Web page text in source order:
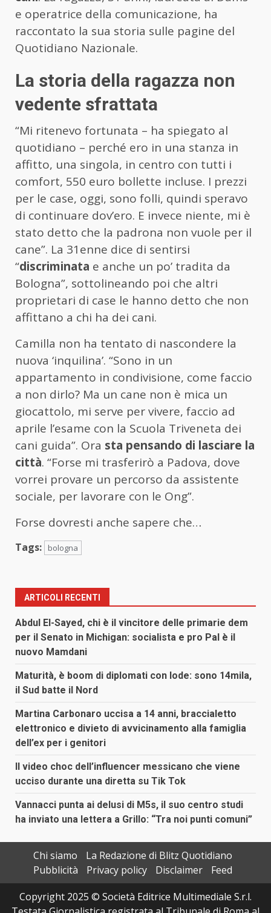
e operatrice della comunicazione, ha
raccontato la sua storia sulle pagine del
Quotidiano Nazionale.
La storia della ragazza non
vedente sfrattata
“Mi ritenevo fortunata – ha spiegato al
quotidiano – perché ero in una stanza in
affitto, una singola, in centro con tutti i
comfort, 550 euro bollette incluse. I prezzi
per le case, oggi, sono folli, quindi speravo
di continuare dov’ero. E invece niente, mi è
stato detto che la padrona non vuole per il
cane”. La 31enne dice di sentirsi
“discriminata e anche un po’ tradita da
Bologna”, sottolineando poi che altri
proprietari di case le hanno detto che non
affittano a chi ha dei cani.
Camilla non ha tentato di nascondere la
nuova ‘inquilina’. “Sono in un
appartamento in condivisione, come faccio
a non dirlo? Ma un cane non è mica un
giocattolo, mi serve per vivere, faccio ad
aprile l’esame con la Scuola Triveneta dei
cani guida”. Ora sta pensando di lasciare la
città. “Forse mi trasferirò a Padova, dove
vorrei provare un percorso da assistente
sociale, per lavorare con le Ong”.
Forse dovresti anche sapere che…
Tags: bologna
ARTICOLI RECENTI
Abdul El-Sayed, chi è il vincitore delle primarie dem
per il Senato in Michigan: socialista e pro Pal è il
nuovo Mamdani
Maturità, è boom di diplomati con lode: sono 14mila,
il Sud batte il Nord
Martina Carbonaro uccisa a 14 anni, braccialetto
elettronico e divieto di avvicinamento alla famiglia
dell’ex per i genitori
Il video choc dell’influencer messicano che viene
ucciso durante una diretta su Tik Tok
Vannacci punta ai delusi di M5s, il suo centro studi
ha inviato una lettera a Grillo: “Tra noi punti comuni”
Chi siamo
La Redazione di Blitz Quotidiano
Pubblicità
Privacy policy Disclaimer
Feed
Copyright 2025 © Società Editrice Multimediale S.r.l.